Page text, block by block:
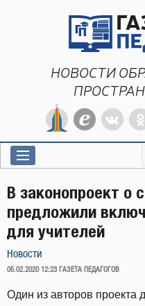
НОВОСТИ
В законопроект о
предложили
для учителей
Новости
ОПУБЛИКОВАНО
05.02.2020 12:23 ГАЗЕТА ПЕДАГОГОВ
Один из авторов проекта